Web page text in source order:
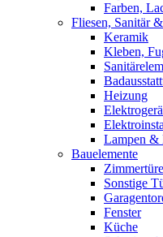
Farben,
Fliesen, Sanitär
Keramik
Kleben,
Heizung
Lampen &
Bauelemente
Sonstige
Fenster
Küche